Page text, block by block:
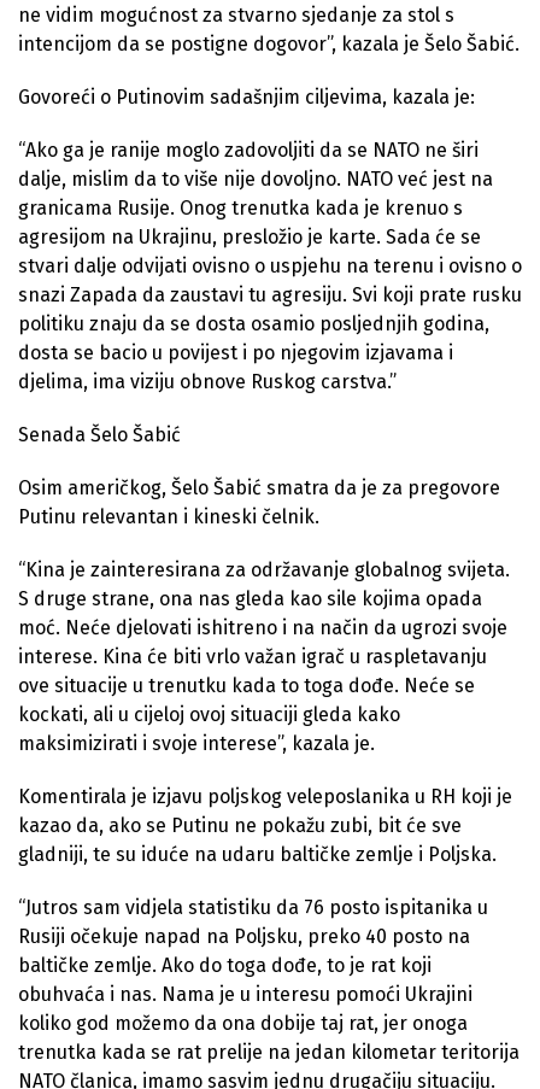
ne vidim mogućnost za stvarno sjedanje za stol s
intencijom da se postigne dogovor”, kazala je Šelo Šabić.
Govoreći o Putinovim sadašnjim ciljevima, kazala je:
“Ako ga je ranije moglo zadovoljiti da se NATO ne širi
dalje, mislim da to više nije dovoljno. NATO već jest na
granicama Rusije. Onog trenutka kada je krenuo s
agresijom na Ukrajinu, presložio je karte. Sada će se
stvari dalje odvijati ovisno o uspjehu na terenu i ovisno o
snazi Zapada da zaustavi tu agresiju. Svi koji prate rusku
politiku znaju da se dosta osamio posljednjih godina,
dosta se bacio u povijest i po njegovim izjavama i
djelima, ima viziju obnove Ruskog carstva.”
Senada Šelo Šabić
Osim američkog, Šelo Šabić smatra da je za pregovore
Putinu relevantan i kineski čelnik.
“Kina je zainteresirana za održavanje globalnog svijeta.
S druge strane, ona nas gleda kao sile kojima opada
moć. Neće djelovati ishitreno i na način da ugrozi svoje
interese. Kina će biti vrlo važan igrač u raspletavanju
ove situacije u trenutku kada to toga dođe. Neće se
kockati, ali u cijeloj ovoj situaciji gleda kako
maksimizirati i svoje interese”, kazala je.
Komentirala je izjavu poljskog veleposlanika u RH koji je
kazao da, ako se Putinu ne pokažu zubi, bit će sve
gladniji, te su iduće na udaru baltičke zemlje i Poljska.
“Jutros sam vidjela statistiku da 76 posto ispitanika u
Rusiji očekuje napad na Poljsku, preko 40 posto na
baltičke zemlje. Ako do toga dođe, to je rat koji
obuhvaća i nas. Nama je u interesu pomoći Ukrajini
koliko god možemo da ona dobije taj rat, jer onoga
trenutka kada se rat prelije na jedan kilometar teritorija
NATO članica, imamo sasvim jednu drugačiju situaciju.